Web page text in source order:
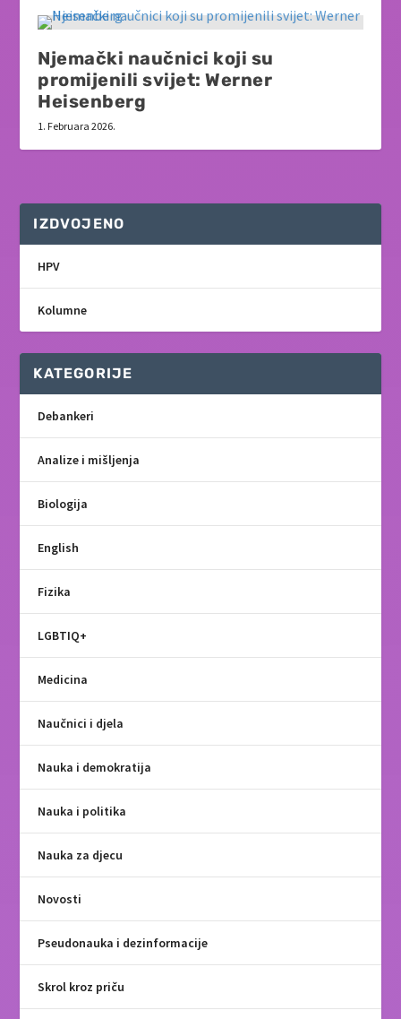
Njemački naučnici koji su
promijenili svijet: Werner
Heisenberg
1. Februara 2026.
IZDVOJENO
HPV
Kolumne
KATEGORIJE
Debankeri
Analize i mišljenja
Biologija
English
Fizika
LGBTIQ+
Medicina
Naučnici i djela
Nauka i demokratija
Nauka i politika
Nauka za djecu
Novosti
Pseudonauka i dezinformacije
Skrol kroz priču